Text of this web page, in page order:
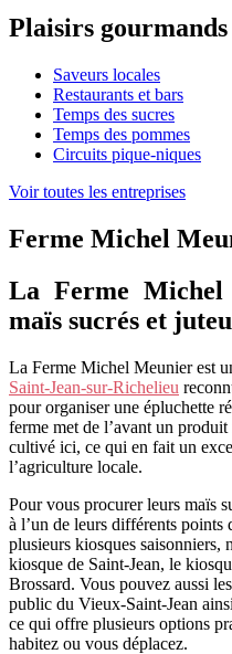
Plaisirs gourmands
Saveurs locales
Restaurants et bars
Temps des sucres
Temps des pommes
Circuits pique-niques
Voir toutes les entreprises
Ferme Michel
La Ferme
maïs sucrés et
La Ferme Michel Meunier est
Saint‑Jean‑sur‑Richelieu
pour organiser une épluchette
ferme met de l’avant un
cultivé ici, ce qui en fait un
l’agriculture locale.
Pour vous procurer leurs maïs
à l’un de leurs différents points
plusieurs kiosques saisonniers,
kiosque de Saint‑Jean, le
Brossard. Vous pouvez aussi
public du Vieux‑Saint‑Jean
ce qui offre plusieurs options
habitez ou vous déplacez.